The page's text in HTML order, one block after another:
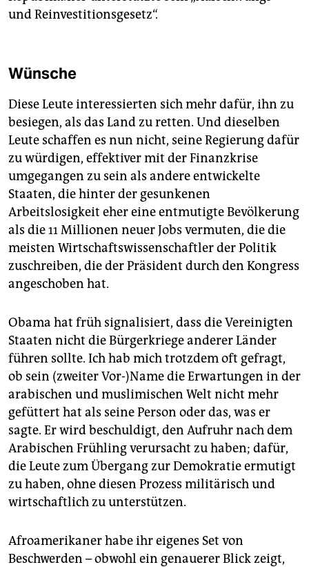
und Reinvestitionsgesetz“.
Wünsche
Diese Leute interessierten sich mehr dafür, ihn zu
besiegen, als das Land zu retten. Und dieselben
Leute schaffen es nun nicht, seine Regierung dafür
zu würdigen, effektiver mit der Finanzkrise
umgegangen zu sein als andere entwickelte
Staaten, die hinter der gesunkenen
Arbeitslosigkeit eher eine entmutigte Bevölkerung
als die 11 Millionen neuer Jobs vermuten, die die
meisten Wirtschaftswissenschaftler der Politik
zuschreiben, die der Präsident durch den Kongress
angeschoben hat.
Obama hat früh signalisiert, dass die Vereinigten
Staaten nicht die Bürgerkriege anderer Länder
führen sollte. Ich hab mich trotzdem oft gefragt,
ob sein (zweiter Vor-)Name die Erwartungen in der
arabischen und muslimischen Welt nicht mehr
gefüttert hat als seine Person oder das, was er
sagte. Er wird beschuldigt, den Aufruhr nach dem
Arabischen Frühling verursacht zu haben; dafür,
die Leute zum Übergang zur Demokratie ermutigt
zu haben, ohne diesen Prozess militärisch und
wirtschaftlich zu unterstützen.
Afroamerikaner habe ihr eigenes Set von
Beschwerden – obwohl ein genauerer Blick zeigt,